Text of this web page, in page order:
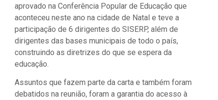
aprovado na Conferência Popular de Educação que
aconteceu neste ano na cidade de Natal e teve a
participação de 6 dirigentes do SISERP, além de
dirigentes das bases municipais de todo o país,
construindo as diretrizes do que se espera da
educação.
Assuntos que fazem parte da carta e também foram
debatidos na reunião, foram a garantia do acesso à